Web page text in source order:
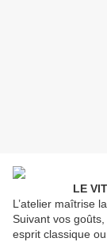
LE
L’atelier maîtrise
Suivant vos
esprit classique